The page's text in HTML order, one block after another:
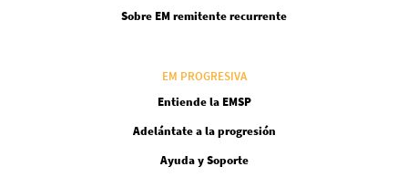
Sobre EM remitente recurrente
EM PROGRESIVA
Entiende la EMSP
Adelántate a la progresión
Ayuda y Soporte